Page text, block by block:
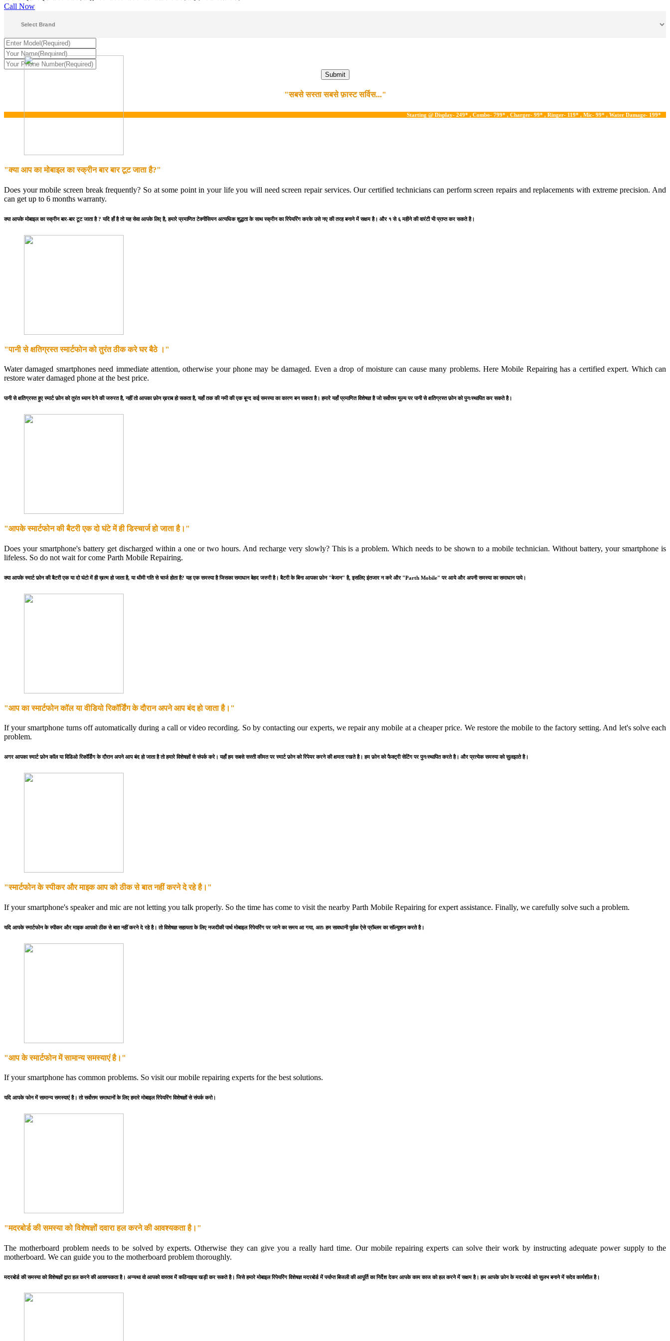
Call Now
"सबसे सस्ता सबसे फ़ास्ट सर्विस..."
Starting @ Display- 249* , Combo- 799* , Charger- 99* , Ringer- 119* , Mic- 99* , Water Damage- 199*
"क्या आप का मोबाइल का स्क्रीन बार बार टूट जाता है?"
Does your mobile screen break frequently? So at some point in your life you will need screen repair services. Our certified technicians can perform screen repairs and replacements with extreme precision. And
can get up to 6 months warranty.
क्या आपके मोबाइल का स्क्रीन बार-बार टूट जाता है ? यदि हाँ है तो यह सेवा आपके लिए है, हमारे प्रमाणित टेक्नीसियन अत्यधिक शुद्धता के साथ स्क्रीन का रिपेयरिंग करके उसे नए की तरह बनाने में सक्षम है। और १ से ६ महीने की वारंटी भी प्राप्त कर सकते है।
"पानी से क्षतिग्रस्त स्मार्टफोन को तुरंत ठीक करे घर बैठे ।"
Water damaged smartphones need immediate attention, otherwise your phone may be damaged. Even a drop of moisture can cause many problems. Here Mobile Repairing has a certified expert. Which can
restore water damaged phone at the best price.
पानी से क्षतिग्रस्त हुए स्मार्ट फ़ोन को तुरंत ध्यान देने की जरुरत है, नहीं तो आपका फ़ोन ख़राब हो सकता है, यहाँ तक की नमी की एक बून्द कई समस्या का कारण बन सकता है। हमारे यहाँ प्रमाणित विशेषज्ञ है जो सर्वोत्तम मूल्य पर पानी से क्षतिग्रस्त फ़ोन को पुनःस्थापित कर सकते है।
"आपके स्मार्टफोन की बैटरी एक दो घंटे में ही डिस्चार्ज हो जाता है।"
Does your smartphone's battery get discharged within a one or two hours. And recharge very slowly? This is a problem. Which needs to be shown to a mobile technician. Without battery, your smartphone is
lifeless. So do not wait for come Parth Mobile Repairing.
क्या आपके स्मार्ट फ़ोन की बैटरी एक या दो घंटो में ही ख़त्म हो जाता है, या धीमी गति से चार्ज होता है? यह एक समस्या है जिसका समाधान बेहद जरुरी है। बैटरी के बिना आपका फ़ोन "बेजान" है, इसलिए इंतजार न करे और "Parth Mobile" पर आये और अपनी समस्या का समाधान पाये।
"आप का स्मार्टफोन कॉल या वीडियो रिकॉर्डिंग के दौरान अपने आप बंद हो जाता है।"
If your smartphone turns off automatically during a call or video recording. So by contacting our experts, we repair any mobile at a cheaper price. We restore the mobile to the factory setting. And let's solve each
problem.
अगर आपका स्मार्ट फ़ोन कॉल या विडिओ रिकॉर्डिंग के दौरान अपने आप बंद हो जाता है तो हमारे विशेषज्ञों से संपर्क करे। यहाँ हम सबसे सस्ती कीमत पर स्मार्ट फ़ोन को रिपेयर करने की क्षमता रखते है। हम फ़ोन को फैक्ट्री सेटिंग पर पुनःस्थापित करते है। और प्रत्येक समस्या को सुलझाते है।
"स्मार्टफोन के स्पीकर और माइक आप को ठीक से बात नहीं करने दे रहे है।"
If your smartphone's speaker and mic are not letting you talk properly. So the time has come to visit the nearby Parth Mobile Repairing for expert assistance. Finally, we carefully solve such a problem.
यदि आपके स्मार्टफोन के स्पीकर और माइक आपको ठीक से बात नहीं करने दे रहे है। तो विशेषज्ञ सहायता के लिए नजदीकी पार्थ मोबाइल रिपेयरिंग पर जाने का समय आ गया, अतः हम सावधानी पूर्वक ऐसे प्रॉब्लम का सॉल्यूशन करते है।
"आप के स्मार्टफोन में सामान्य समस्याएं है।"
If your smartphone has common problems. So visit our mobile repairing experts for the best solutions.
यदि आपके फोन में सामान्य समस्याएं है। तो सर्वोत्तम समाधानों के लिए हमारे मोबाइल रिपेयरिंग विशेषज्ञों से संपर्क करो।
"मदरबोर्ड की समस्या को विशेषज्ञों दवारा हल करने की आवश्यकता है।"
The motherboard problem needs to be solved by experts. Otherwise they can give you a really hard time. Our mobile repairing experts can solve their work by instructing adequate power supply to the
motherboard. We can guide you to the motherboard problem thoroughly.
मदरबोर्ड की समस्या को विशेषज्ञों द्वारा हल करने की आवश्यकता है। अन्यथा वो आपको वास्तव में कठिनाइया खड़ी कर सकते है। जिसे हमारे मोबाइल रिपेयरिंग विशेषज्ञ मदरबोर्ड में पर्याप्त बिजली की आपूर्ति का निर्देश देकर आपके काम काज को हल करने में सक्षम है। हम आपके फ़ोन के मदरबोर्ड को सुलभ बनाने में सदेव कार्यशील है।